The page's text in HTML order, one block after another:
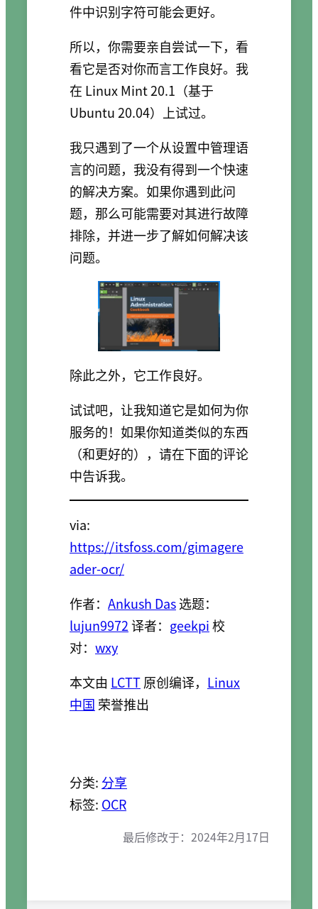
件中识别字符可能会更好。
所以，你需要亲自尝试一下，看
看它是否对你而言工作良好。我
在 Linux Mint 20.1（基于
Ubuntu 20.04）上试过。
我只遇到了一个从设置中管理语
言的问题，我没有得到一个快速
的解决方案。如果你遇到此问
题，那么可能需要对其进行故障
排除，并进一步了解如何解决该
问题。
除此之外，它工作良好。
试试吧，让我知道它是如何为你
服务的！如果你知道类似的东西
（和更好的），请在下面的评论
中告诉我。
via:
https://itsfoss.com/gimagere
ader-ocr/
作者： Ankush Das选题：
lujun9972译者： geekpi校
对： wxy
本文由 LCTT原创编译， Linux
中国荣誉推出
分类: 分享
标签: OCR
最后修改于： 2024年2月17日